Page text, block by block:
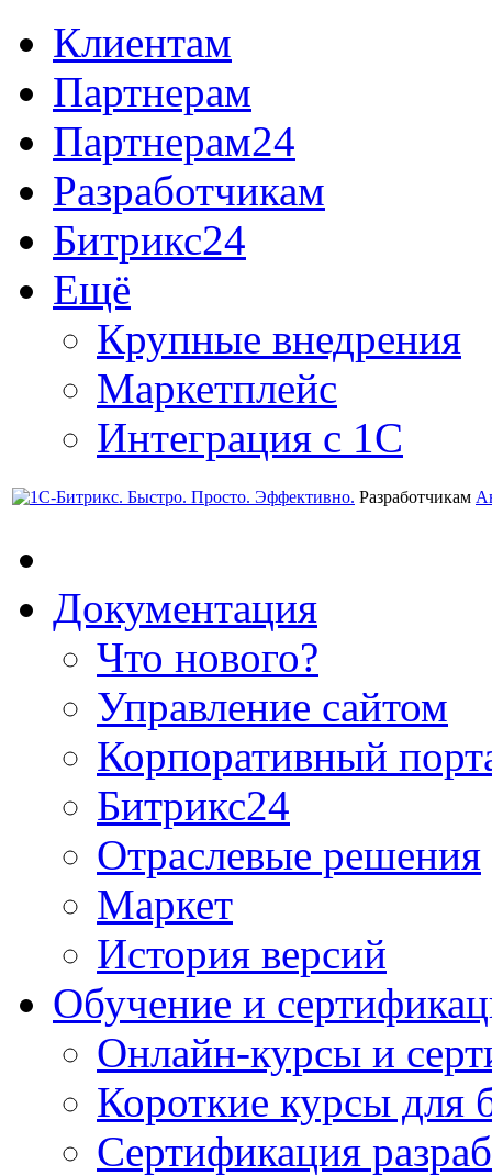
Клиентам
Партнерам
Партнерам24
Разработчикам
Битрикс24
Ещё
Крупные внедрения
Маркетплейс
Интеграция с 1С
Разработчикам
Документация
Что нового?
Управление сайтом
Корпоративный
Битрикс24
Отраслевые решения
Маркет
История версий
Обучение и
Онлайн-курсы и
Короткие курсы для
Сертификация